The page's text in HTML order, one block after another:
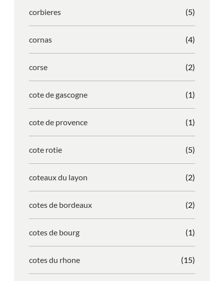
corbieres (5)
cornas (4)
corse (2)
cote de gascogne (1)
cote de provence (1)
cote rotie (5)
coteaux du layon (2)
cotes de bordeaux (2)
cotes de bourg (1)
cotes du rhone (15)